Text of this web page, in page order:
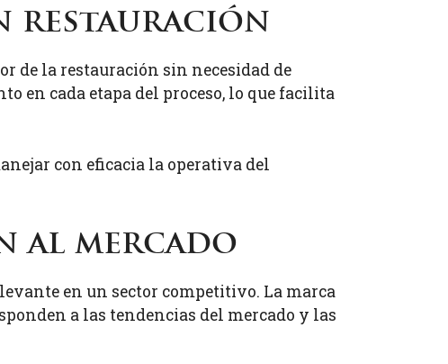
restauración
de la restauración sin necesidad de
en cada etapa del proceso, lo que facilita
con eficacia la operativa del
al mercado
en un sector competitivo. La marca
a las tendencias del mercado y las